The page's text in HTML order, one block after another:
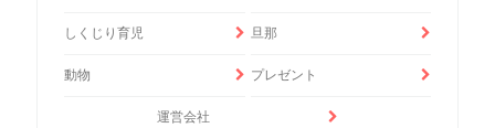
しくじり育児 旦那
動物 プレゼント
運営会社